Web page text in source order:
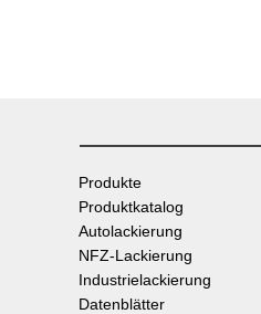
Produkte
Produktkatalog
Autolackierung
NFZ-Lackierung
Industrielackierung
Datenblätter